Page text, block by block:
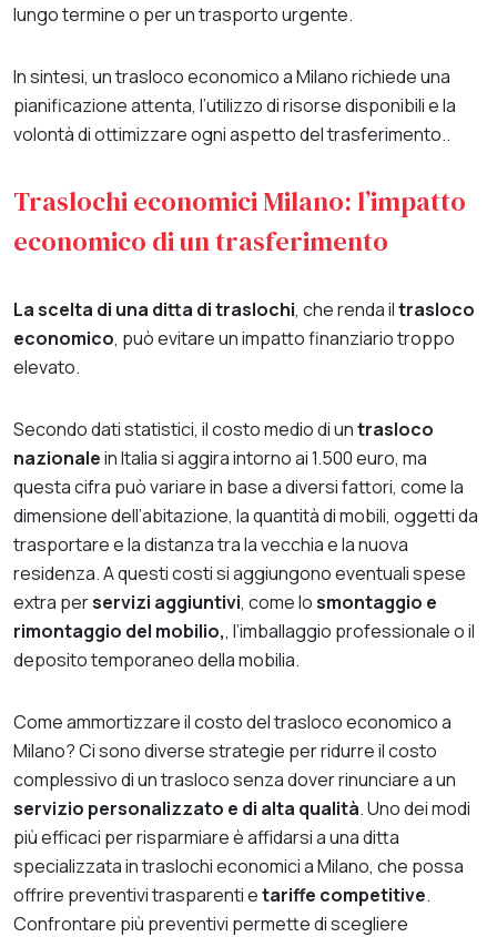
lungo termine o per un trasporto urgente.
In sintesi, un trasloco economico a Milano richiede una
pianificazione attenta, l’utilizzo di risorse disponibili e la
volontà di ottimizzare ogni aspetto del trasferimento..
Traslochi economici Milano: l’impatto
economico di un trasferimento
La scelta di una ditta di traslochi, che renda iltrasloco
economico, può evitare un impatto finanziario troppo
elevato.
Secondo dati statistici, il costo medio di untrasloco
nazionalein Italia si aggira intorno ai 1.500 euro, ma
questa cifra può variare in base a diversi fattori, come la
dimensione dell’abitazione, la quantità di mobili, oggetti da
trasportare e la distanza tra la vecchia e la nuova
residenza. A questi costi si aggiungono eventuali spese
extra perservizi aggiuntivi, come losmontaggio e
rimontaggio del mobilio,, l’imballaggio professionale o il
deposito temporaneo della mobilia.
Come ammortizzare il costo del trasloco economico a
Milano? Ci sono diverse strategie per ridurre il costo
complessivo di un trasloco senza dover rinunciare a un
servizio personalizzato e di alta qualità. Uno dei modi
più efficaci per risparmiare è affidarsi a una ditta
specializzata in traslochi economici a Milano, che possa
offrire preventivi trasparenti etariffe competitive.
Confrontare più preventivi permette di scegliere